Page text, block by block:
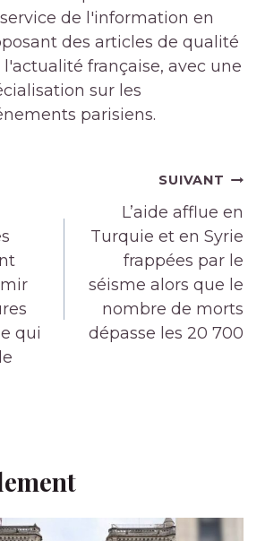
de l'information en
des articles de qualité
l'actualité française, avec une
sur les
parisiens.
qui
SUIVANT
L’aide afflue en
Turquie et en Syrie
frappées par le
séisme alors que le
nombre de morts
dépasse les 20 700